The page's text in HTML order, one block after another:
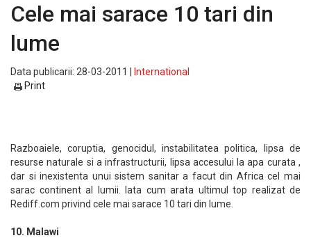
Cele mai sarace 10 tari din
lume
Data publicarii: 28-03-2011 |
International
Print
Razboaiele, coruptia, genocidul, instabilitatea politica, lipsa de
resurse naturale si a infrastructurii, lipsa accesului la apa curata ,
dar si inexistenta unui sistem sanitar a facut din Africa cel mai
sarac continent al lumii. Iata cum arata ultimul top realizat de
Rediff.com privind cele mai sarace 10 tari din lume.
10. Malawi